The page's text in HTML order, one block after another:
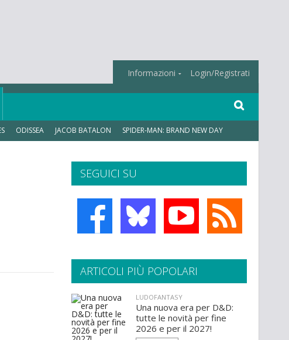
Informazioni Login/Registrati
ODISSEA JACOB BATALON SPIDER-MAN: BRAND NEW DAY
SEGUICI SU
ARTICOLI PIÙ POPOLARI
LUDOFANTASY
Una nuova era per D&D:
tutte le novità per fine
2026 e per il 2027!